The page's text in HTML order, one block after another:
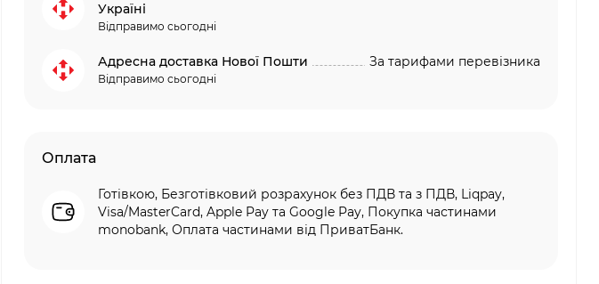
Україні
Відправимо сьогодні
Адресна доставка Нової Пошти
Відправимо сьогодні
За тарифами перевізника
Оплата
Готівкою, Безготівковий розрахунок без ПДВ та з ПДВ, Liqpay,
Visa/MasterCard, Apple Pay та Google Pay, Покупка частинами
monobank, Оплата частинами від ПриватБанк.